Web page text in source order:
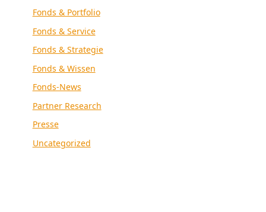
Fonds & Portfolio
Fonds & Service
Fonds & Strategie
Fonds & Wissen
Fonds-News
Partner Research
Presse
Uncategorized